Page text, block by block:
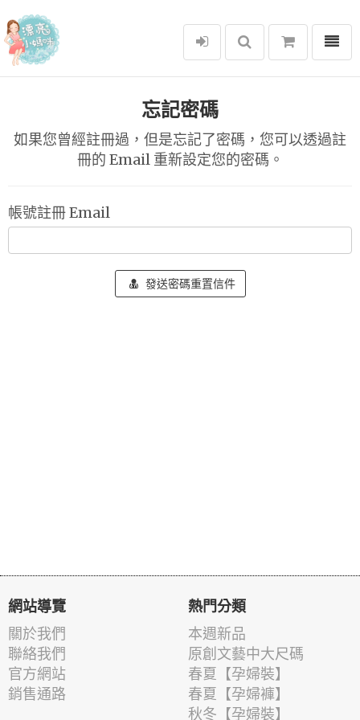
漂亮小媽咪
選單
忘記密碼
如果您曾經註冊過，但是忘記了密碼，您可以透過註
冊的 Email 重新設定您的密碼。
帳號註冊 Email
發送密碼重置信件
網站導覽
關於我們
聯絡我們
官方網站
銷售通路
熱門分類
本週新品
原創文藝中大尺碼
春夏【孕婦裝】
春夏【孕婦褲】
秋冬【孕婦裝】